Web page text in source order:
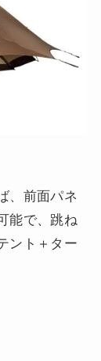
、前面パネ
能で、跳ね
ント＋ター